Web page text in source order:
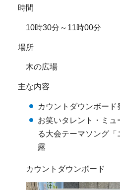
時間
10時30分～11時00分
場所
木の広場
主な内容
カウントダウンボード
お笑いタレント・ミュ
る大会テーマソング
露
カウントダウンボード